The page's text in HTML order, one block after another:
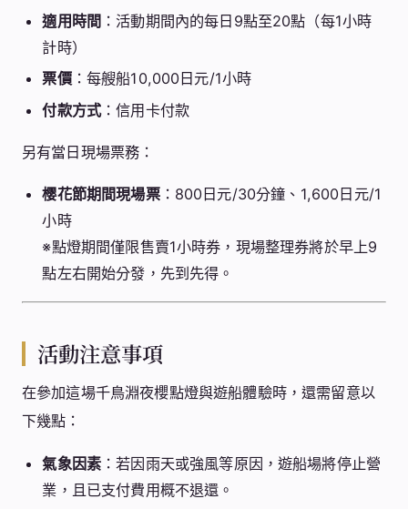
適用時間 ：活動期間內的每日9點至20點（每1小時
計時）
票價：每艘船10,000日元/1小時
付款方式：信用卡付款
另有當日現場票務：
樱花節期間現場票：800日元/30分鐘、1,600日元/1
小時
※點燈期間僅限售賣1小時券，現場整理券將於早上9
點左右開始分發，先到先得。
活動注意事項
在參加這場千鳥淵夜櫻點燈與遊船體驗時，還需留意以
下幾點：
氣象因素 ：若因雨天或強風等原因，遊船場將停止營
業，且已支付費用概不退還。